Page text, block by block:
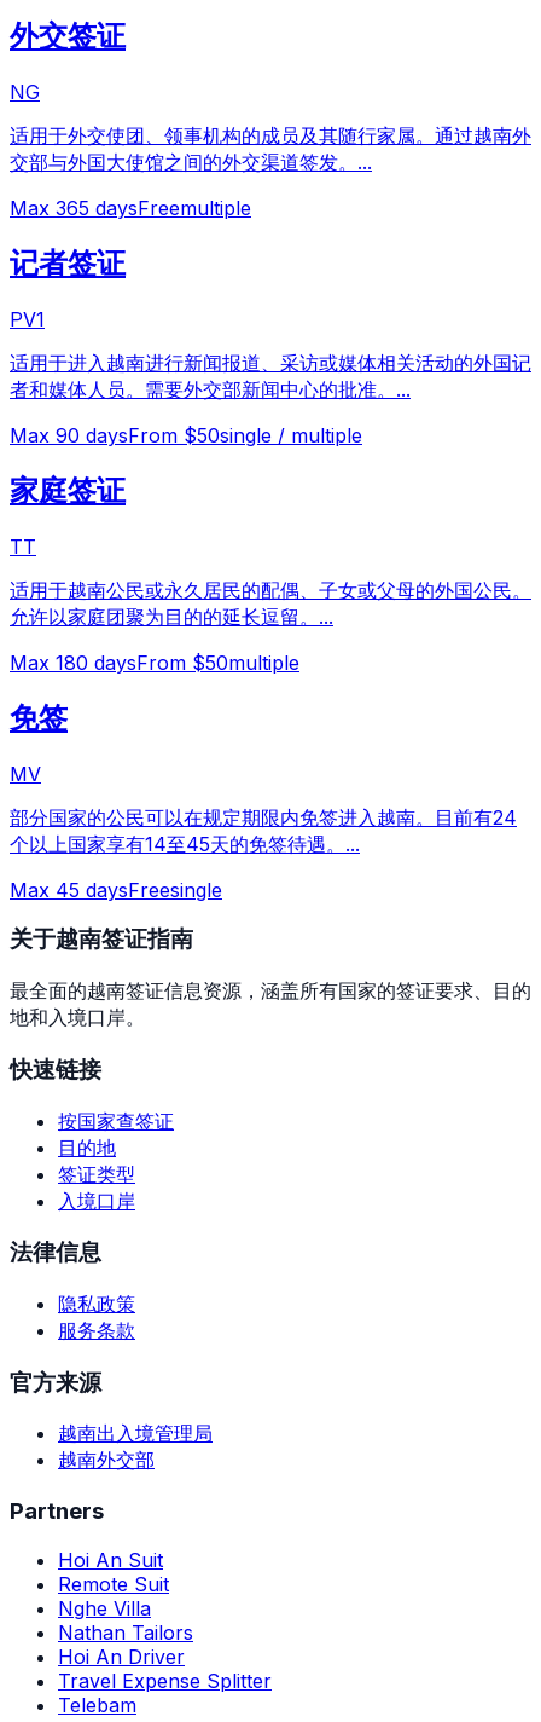
外交签证
NG
适用于外交使团、领事机构的成员及其随行家属。通过越南外
交部与外国大使馆之间的外交渠道签发。 ...
Max 365 daysFreemultiple
记者签证
PV1
适用于进入越南进行新闻报道、采访或媒体相关活动的外国记
者和媒体人员。需要外交部新闻中心的批准。 ...
Max 90 daysFrom $50single / multiple
家庭签证
TT
适用于越南公民或永久居民的配偶、子女或父母的外国公民。
允许以家庭团聚为目的的延长逗留。 ...
Max 180 daysFrom $50multiple
免签
MV
部分国家的公民可以在规定期限内免签进入越南。目前有24
个以上国家享有14至45天的免签待遇。 ...
Max 45 daysFreesingle
关于越南签证指南
最全面的越南签证信息资源，涵盖所有国家的签证要求、目的
地和入境口岸。
快速链接
按国家查签证
目的地
签证类型
入境口岸
法律信息
隐私政策
服务条款
官方来源
越南出入境管理局
越南外交部
Partners
Hoi An Suit
Remote Suit
Nghe Villa
Nathan Tailors
Hoi An Driver
Travel Expense Splitter
Telebam